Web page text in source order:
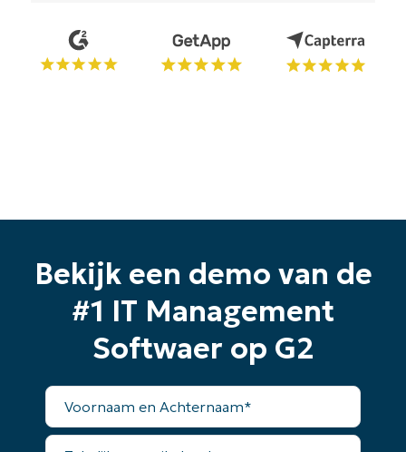
Bekijk een demo van de
#1 IT Management
Softwaer op G2
Voornaam
Achternaam*
Zakelijke